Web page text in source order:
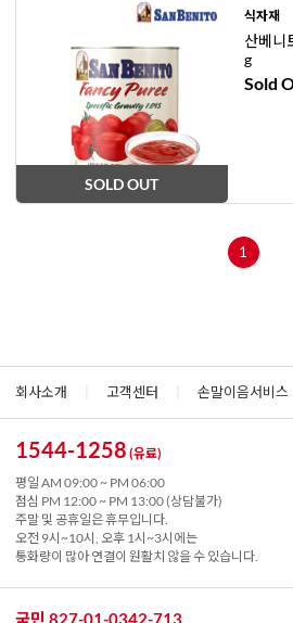
SOLD OUT
식자재
산베니
g
Sold
1
회사소개 고객센터 손말이음서비스
1544-1258 (유료)
평일 AM 09:00 ~ PM 06:00
점심 PM 12:00 ~ PM 13:00 (상담불가)
주말 및 공휴일은 휴무입니다.
오전 9시~10시, 오후 1시~3시에는
통화량이 많아 연결이 원활치 않을 수 있습니다.
국민 827-01-0342-713